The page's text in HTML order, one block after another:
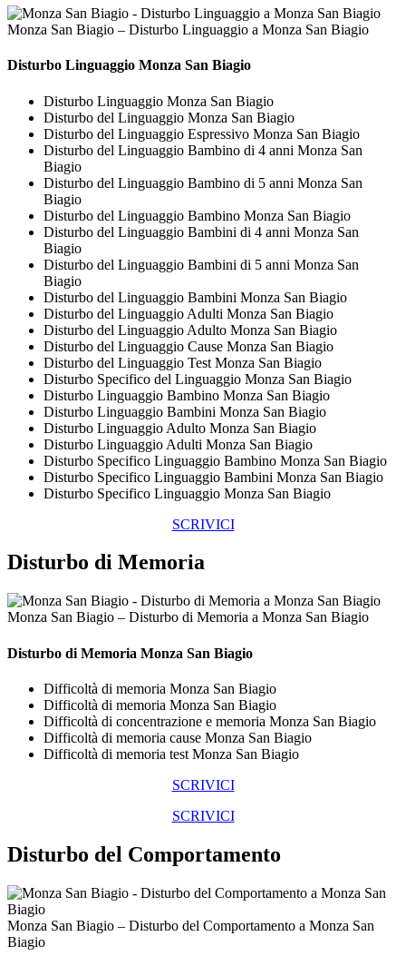
Monza San Biagio – Disturbo Linguaggio a Monza San Biagio
Disturbo Linguaggio Monza San Biagio
Disturbo Linguaggio Monza San Biagio
Disturbo del Linguaggio Monza San Biagio
Disturbo del Linguaggio Espressivo Monza San Biagio
Disturbo del Linguaggio Bambino di 4 anni Monza San
Biagio
Disturbo del Linguaggio Bambino di 5 anni Monza San
Biagio
Disturbo del Linguaggio Bambino Monza San Biagio
Disturbo del Linguaggio Bambini di 4 anni Monza San
Biagio
Disturbo del Linguaggio Bambini di 5 anni Monza San
Biagio
Disturbo del Linguaggio Bambini Monza San Biagio
Disturbo del Linguaggio Adulti Monza San Biagio
Disturbo del Linguaggio Adulto Monza San Biagio
Disturbo del Linguaggio Cause Monza San Biagio
Disturbo del Linguaggio Test Monza San Biagio
Disturbo Specifico del Linguaggio Monza San Biagio
Disturbo Linguaggio Bambino Monza San Biagio
Disturbo Linguaggio Bambini Monza San Biagio
Disturbo Linguaggio Adulto Monza San Biagio
Disturbo Linguaggio Adulti Monza San Biagio
Disturbo Specifico Linguaggio Bambino Monza San Biagio
Disturbo Specifico Linguaggio Bambini Monza San Biagio
Disturbo Specifico Linguaggio Monza San Biagio
SCRIVICI
Disturbo di Memoria
Monza San Biagio – Disturbo di Memoria a Monza San Biagio
Disturbo di Memoria Monza San Biagio
Difficoltà di memoria Monza San Biagio
Difficoltà di memoria Monza San Biagio
Difficoltà di concentrazione e memoria Monza San Biagio
Difficoltà di memoria cause Monza San Biagio
Difficoltà di memoria test Monza San Biagio
SCRIVICI
SCRIVICI
Disturbo del Comportamento
Monza San Biagio – Disturbo del Comportamento a Monza San
Biagio